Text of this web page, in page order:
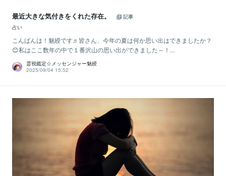
最近大きな気付きをくれた存在。
記事
占い
こんばんは！魅綬です♬皆さん、今年の夏は何か思い出はできましたか？
😊私はここ数年の中で１番沢山の思い出ができました～！...
霊視鑑定☆メッセンジャー魅綬
2025/09/04 15:52